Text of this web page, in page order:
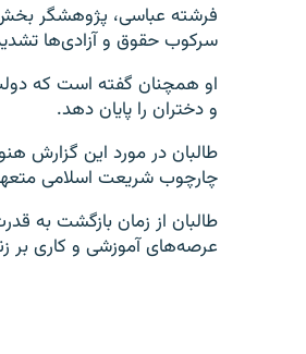
فرشته عباسی، پژوهشگر
سرکوب حقوق و آزادی‌ها
او همچنان گفته است که
و دختران را پایان دهد.
طالبان در مورد این گزارش
چارچوب شریعت اسلامی
طالبان از زمان بازگشت به
عرصه‌های آموزشی و کاری بر